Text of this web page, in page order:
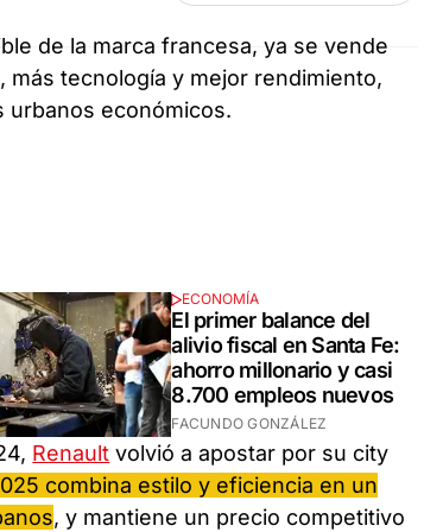
de la marca francesa, ya se vende
más tecnología y mejor rendimiento,
urbanos económicos.
ECONOMÍA
El primer balance del
alivio fiscal en Santa Fe:
ahorro millonario y casi
8.700 empleos nuevos
FACUNDO GONZÁLEZ
Renault volvió a apostar por su city
combina estilo y eficiencia en un
, y mantiene un precio competitivo